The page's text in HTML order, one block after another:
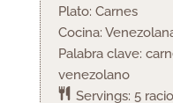
Plato: Carnes
Cocina:
Palabra clave:
venezolano
Servings: 5